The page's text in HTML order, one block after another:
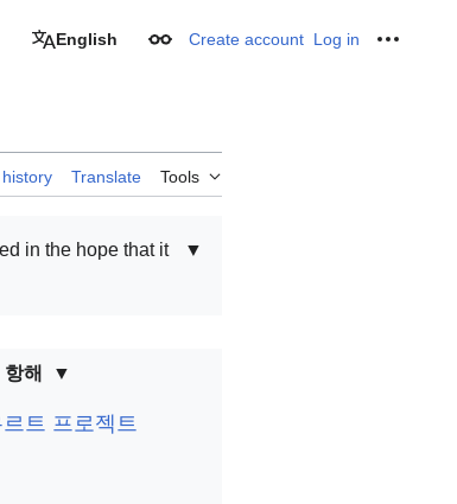
English Appearance
Create account Log in
Translate Tools
▼
in the hope that it
항해
트 프로젝트